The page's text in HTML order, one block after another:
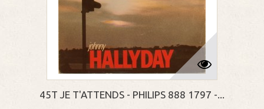
45T JE T'ATTENDS - PHILIPS 888 1797 -...